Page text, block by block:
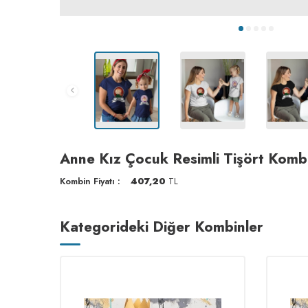
Anne Kız Çocuk Resimli Tişört
Kombin Fiyatı : 407,20 TL
Kategorideki Diğer Kombinler